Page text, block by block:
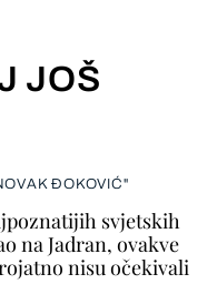
JOŠ
ĐOKOVIĆ"
svjetskih
na Jadran, ovakve
nisu očekivali